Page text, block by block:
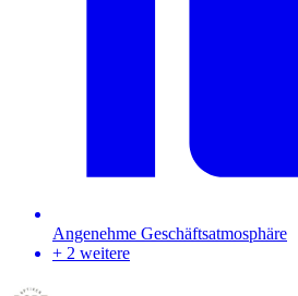
Angenehme Geschäftsatmosphäre
+ 2 weitere